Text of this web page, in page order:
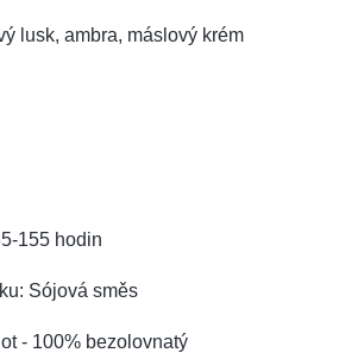
lusk, ambra, máslový krém
155 hodin
Sójová směs
- 100% bezolovnatý